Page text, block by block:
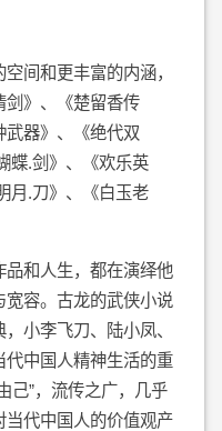
间和更丰富的内涵，
剑》、《楚留香传
器》、《绝代双
蝶.剑》、《欢乐英
月.刀》、《白玉老
和人生，都在演绎他
容。古龙的武侠小说
小李飞刀、陆小凤、
代中国人精神生活的重
己”，流传之广，几乎
当代中国人的价值观产